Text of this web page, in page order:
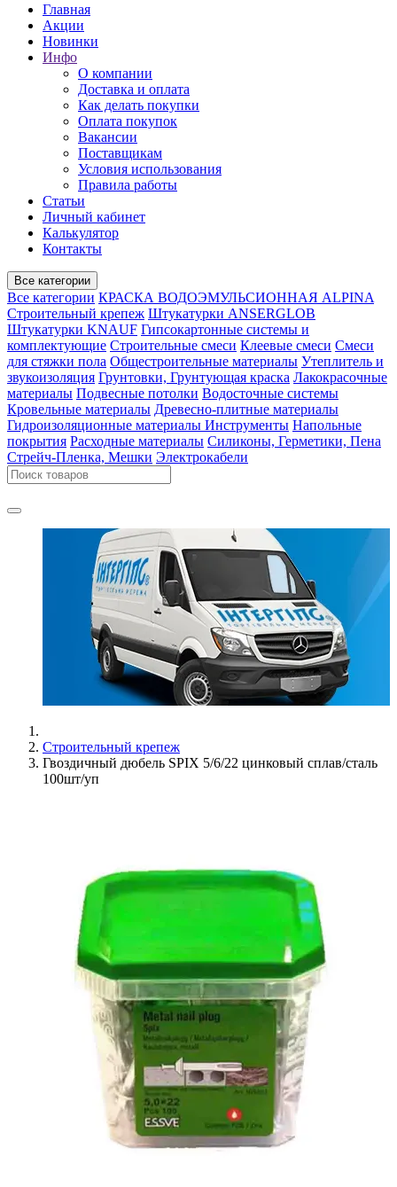
Главная
Акции
Новинки
Инфо
О компании
Доставка и оплата
Как делать покупки
Оплата покупок
Вакансии
Поставщикам
Условия использования
Правила работы
Статьи
Личный кабинет
Калькулятор
Контакты
Все категории
Все категории КРАСКА ВОДОЭМУЛЬСИОННАЯ ALPINA
Строительный крепеж Штукатурки ANSERGLOB
Штукатурки KNAUF Гипсокартонные системы и
комплектующие Строительные смеси Клеевые смеси Смеси
для стяжки пола Общестроительные материалы Утеплитель и
звукоизоляция Грунтовки, Грунтующая краска Лакокрасочные
материалы Подвесные потолки Водосточные системы
Кровельные материалы Древесно-плитные материалы
Гидроизоляционные материалы Инструменты Напольные
покрытия Расходные материалы Силиконы, Герметики, Пена
Стрейч-Пленка, Мешки Электрокабели
Строительный крепеж
Гвоздичный дюбель SPIX 5/6/22 цинковый сплав/сталь
100шт/уп